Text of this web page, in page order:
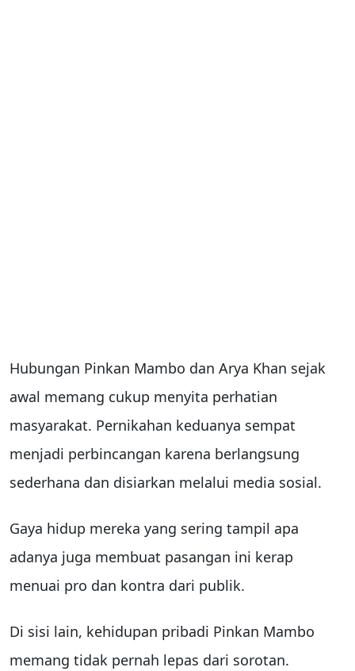
Hubungan Pinkan Mambo dan Arya Khan sejak
awal memang cukup menyita perhatian
masyarakat. Pernikahan keduanya sempat
menjadi perbincangan karena berlangsung
sederhana dan disiarkan melalui media sosial.
Gaya hidup mereka yang sering tampil apa
adanya juga membuat pasangan ini kerap
menuai pro dan kontra dari publik.
Di sisi lain, kehidupan pribadi Pinkan Mambo
memang tidak pernah lepas dari sorotan.